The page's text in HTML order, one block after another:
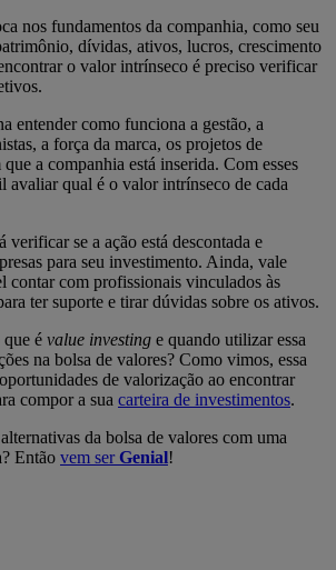
nos fundamentos da companhia, como seu
dívidas, ativos, lucros, crescimento
o valor intrínseco é preciso verificar
entender como funciona a gestão, a
a força da marca, os projetos de
a companhia está inserida. Com esses
avaliar qual é o valor intrínseco de cada
verificar se a ação está descontada e
para seu investimento. Ainda, vale
contar com profissionais vinculados às
ter suporte e tirar dúvidas sobre os ativos.
é value investing e quando utilizar essa
na bolsa de valores? Como vimos, essa
de valorização ao encontrar
compor a sua carteira de investimentos.
da bolsa de valores com uma
Então vem serGenial!